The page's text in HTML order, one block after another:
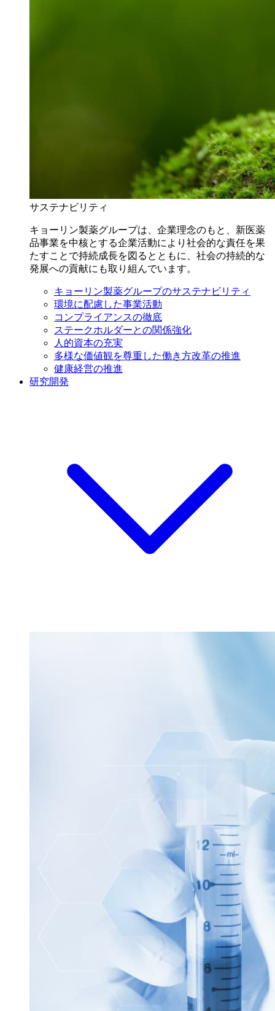
サステナビリティ
キョーリン製薬グループは、企業理念のもと、新医薬
品事業を中核とする企業活動により社会的な責任を果
たすことで持続成長を図るとともに、社会の持続的な
発展への貢献にも取り組んでいます。
キョーリン製薬グループのサステナビリティ
環境に配慮した事業活動
コンプライアンスの徹底
ステークホルダーとの関係強化
人的資本の充実
多様な価値観を尊重した働き方改革の推進
健康経営の推進
研究開発